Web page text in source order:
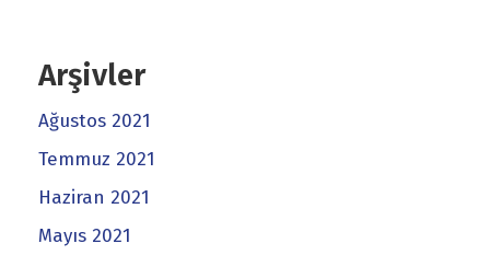
Arşivler
Ağustos 2021
Temmuz 2021
Haziran 2021
Mayıs 2021